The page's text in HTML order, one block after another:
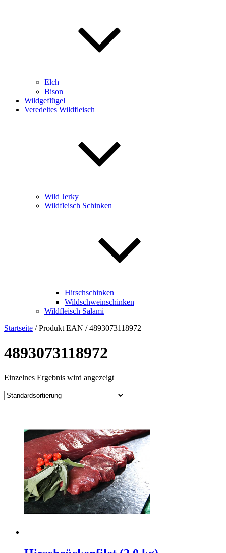
Elch
Bison
Wildgeflügel
Veredeltes Wildfleisch
Wild Jerky
Wildfleisch Schinken
Hirschschinken
Wildschweinschinken
Wildfleisch Salami
Startseite / Produkt EAN / 4893073118972
4893073118972
Einzelnes Ergebnis wird angezeigt